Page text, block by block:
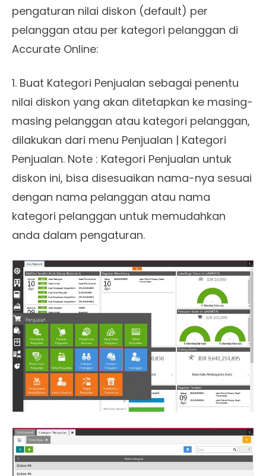
pengaturan nilai diskon (default) per
pelanggan atau per kategori pelanggan di
Accurate Online:
1. Buat Kategori Penjualan sebagai penentu
nilai diskon yang akan ditetapkan ke masing-
masing pelanggan atau kategori pelanggan,
dilakukan dari menu Penjualan | Kategori
Penjualan. Note : Kategori Penjualan untuk
diskon ini, bisa disesuaikan nama-nya sesuai
dengan nama pelanggan atau nama
kategori pelanggan untuk memudahkan
anda dalam pengaturan.